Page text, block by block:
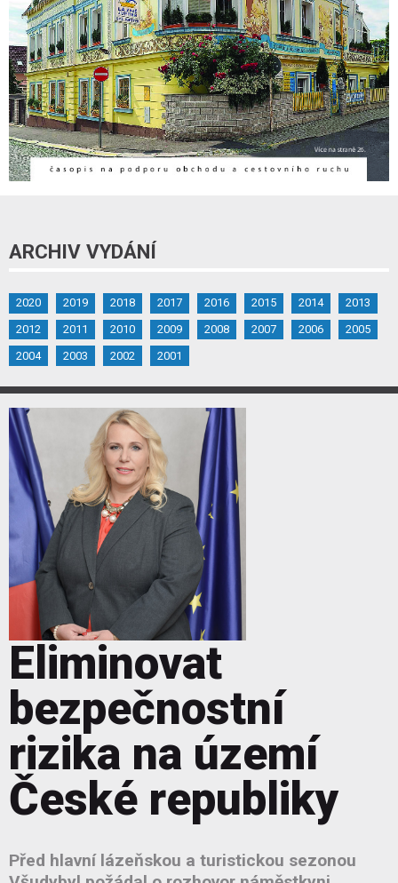
ARCHIV VYDÁNÍ
2020 2019 2018 2017 2016 2015 2014
2013
2012
2011 2010 2009 2008 2007 2006
2005
2004
2003 2002 2001
Eliminovat
bezpečnostní
rizika na území
České republiky
Před hlavní lázeňskou a turistickou sezonou